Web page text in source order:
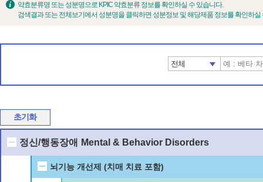
약효분류명 또는 성분명으로 KPIC 약효분류 정보를 확인하실 수 있습니다.
검색결과 또는 전체보기에서 성분명을 클릭하면 성분정보 및 해당제품 정보를 확인하실
전체
초기화
정신/행동장애 Mental & Behavior Disorders
뇌기능 개선제 (치매 치료 포함)